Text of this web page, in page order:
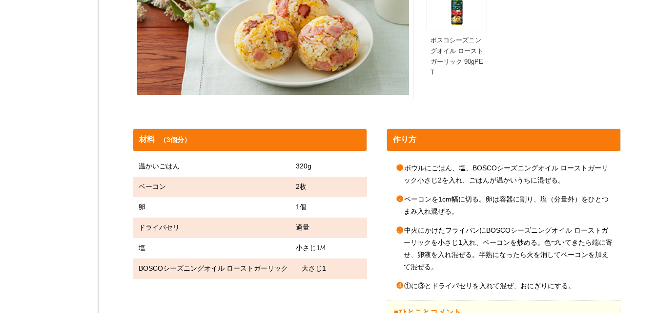
ボスコシーズニン
グオイル ロースト
ガーリック 90gPE
T
材料 （3個分）
温かいごはん 320g
ベーコン 2枚
卵 1個
ドライパセリ 適量
塩 小さじ1/4
BOSCOシーズニングオイル ローストガーリック 大さじ1
作り方
❶ボウルにごはん、塩、BOSCOシーズニングオイル ローストガーリ
ック小さじ2を入れ、ごはんが温かいうちに混ぜる。
❷ベーコンを1cm幅に切る。卵は容器に割り、塩（分量外）をひとつ
まみ入れ混ぜる。
❸中火にかけたフライパンにBOSCOシーズニングオイル ローストガ
ーリックを小さじ1入れ、ベーコンを炒める。色づいてきたら端に寄
せ、卵液を入れ混ぜる。半熟になったら火を消してベーコンを加え
て混ぜる。
❹①に③とドライパセリを入れて混ぜ、おにぎりにする。